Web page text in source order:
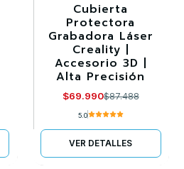
-20%
Agotado
Cubierta
Protectora
Grabadora Láser
Creality |
Accesorio 3D |
Alta Precisión
$69.990$87.488
5.0
VER DETALLES